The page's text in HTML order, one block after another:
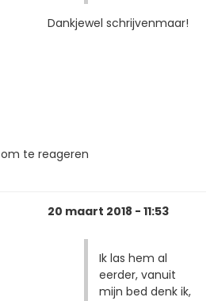
Dankjewel schrijvenmaar!
om te reageren
20 maart 2018 - 11:53
Ik las hem al
eerder, vanuit
mijn bed denk ik,